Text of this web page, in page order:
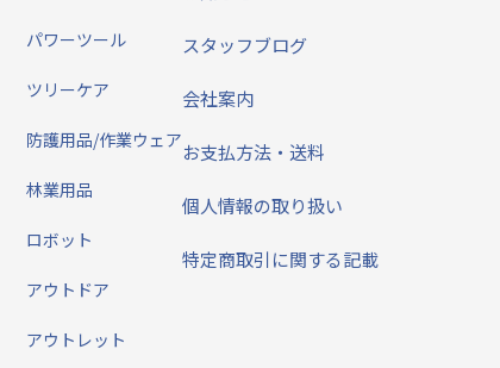
パワーツール
ツリーケア
防護用品/作業ウェア
林業用品
ロボット
アウトドア
アウトレット
スタッフブログ
会社案内
お支払方法・送料
個人情報の取り扱い
特定商取引に関する記載